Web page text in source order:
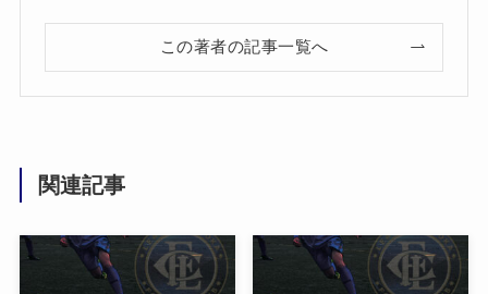
この著者の記事一覧へ
関連記事